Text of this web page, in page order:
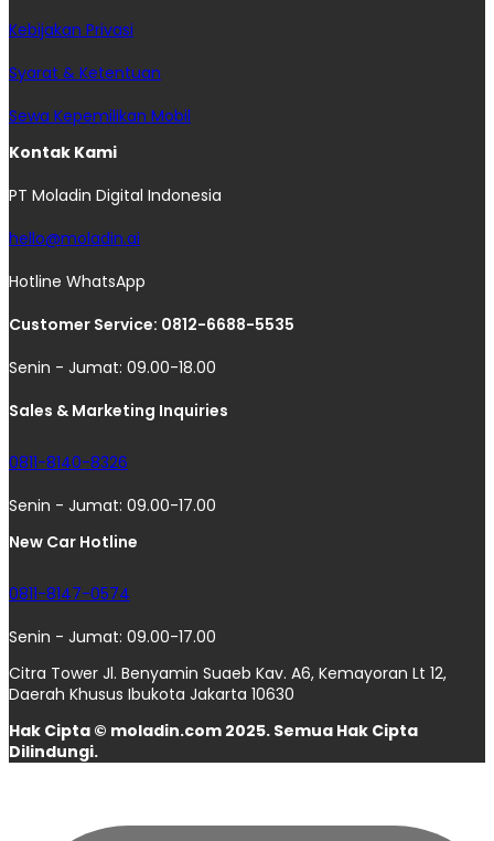
Kebijakan Privasi
Syarat & Ketentuan
Sewa Kepemilikan Mobil
Kontak Kami
PT Moladin Digital Indonesia
hello@moladin.ai
Hotline WhatsApp
Customer Service: 0812-6688-5535
Senin - Jumat: 09.00-18.00
Sales & Marketing Inquiries
0811-8140-8326
Senin - Jumat: 09.00-17.00
New Car Hotline
0811-8147-0574
Senin - Jumat: 09.00-17.00
Citra Tower Jl. Benyamin Suaeb Kav. A6, Kemayoran Lt 12,
Daerah Khusus Ibukota Jakarta 10630
Hak Cipta © moladin.com 2025. Semua Hak Cipta
Dilindungi.